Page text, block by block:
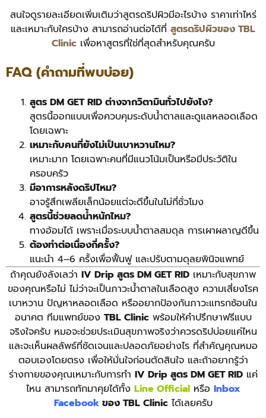
สนใจดูรายละเอียดเพิ่มเติมว่าสูตรดริปผิวมีอะไรบ้าง ราคาเท่าไหร่
และเหมาะกับใครบ้าง สามารถอ่านต่อได้ที่ สูตรดริปผิวของ TBL
Clinicเพื่อหาสูตรที่ใช่ที่สุดสำหรับคุณครับ
FAQ (คำถามที่พบบ่อย)
สูตร DM GET RID ต่างจากวิตามินทั่วไปยังไง?
สูตรนี้ออกแบบเพื่อควบคุมระดับน้ำตาลและดูแลหลอดเลือด
โดยเฉพาะ
เหมาะกับคนที่ยังไม่เป็นเบาหวานไหม?
เหมาะมาก โดยเฉพาะคนที่มีแนวโน้มเป็นหรือมีประวัติใน
ครอบครัว
มีอาการหลังดริปไหม?
อาจรู้สึกเพลียเล็กน้อยแต่จะดีขึ้นในไม่กี่ชั่วโมง
สูตรนี้ช่วยลดน้ำหนักไหม?
ทางอ้อมได้ เพราะเมื่อระบบน้ำตาลสมดุล การเผาผลาญดีขึ้น
ต้องทำต่อเนื่องกี่ครั้ง?
แนะนำ 4–6 ครั้งเพื่อฟื้นฟู และปรับตามดุลยพินิจแพทย์
ถ้าคุณยังลังเลว่า IV Drip สูตร DM GET RID เหมาะกับสุขภาพ
ของคุณหรือไม่ ไม่ว่าจะเป็นภาวะน้ำตาลในเลือดสูง ความเสี่ยงโรค
เบาหวาน ปัญหาหลอดเลือด หรืออยากป้องกันภาวะแทรกซ้อนใน
อนาคต ทีมแพทย์ของ TBL Clinicพร้อมให้คำปรึกษาฟรีแบบ
จริงใจครับ หมอจะช่วยประเมินสุขภาพจริงว่าควรดริปบ่อยแค่ไหน
และจะเห็นผลลัพธ์ที่ชัดเจนและปลอดภัยอย่างไร ที่สำคัญคุณหมอ
ตอบเองโดยตรง เพื่อให้มั่นใจก่อนตัดสินใจ และถ้าอยากรู้ว่า
ร่างกายของคุณเหมาะกับการทำ IV Drip สูตร DM GET RIDแค่
ไหน สามารถทักมาคุยได้ทั้ง Line Officialหรือ Inbox
Facebookของ TBL Clinicได้เลยครับ